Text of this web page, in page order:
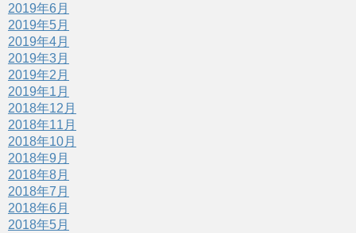
2019年6月
2019年5月
2019年4月
2019年3月
2019年2月
2019年1月
2018年12月
2018年11月
2018年10月
2018年9月
2018年8月
2018年7月
2018年6月
2018年5月